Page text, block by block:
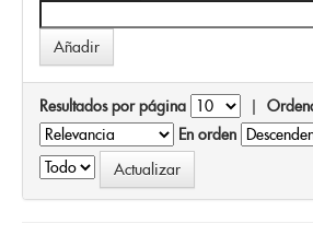
Resultados por página |
En orden